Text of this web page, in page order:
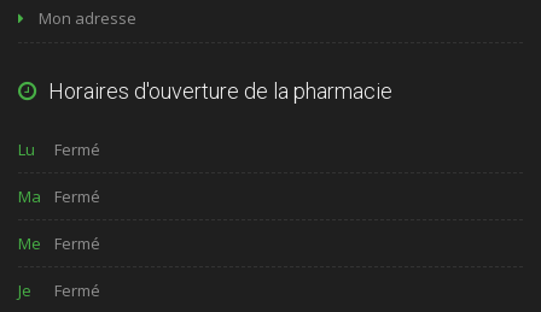
Mon adresse
Horaires d'ouverture de la pharmacie
Lu Fermé
Ma Fermé
Me Fermé
Je Fermé